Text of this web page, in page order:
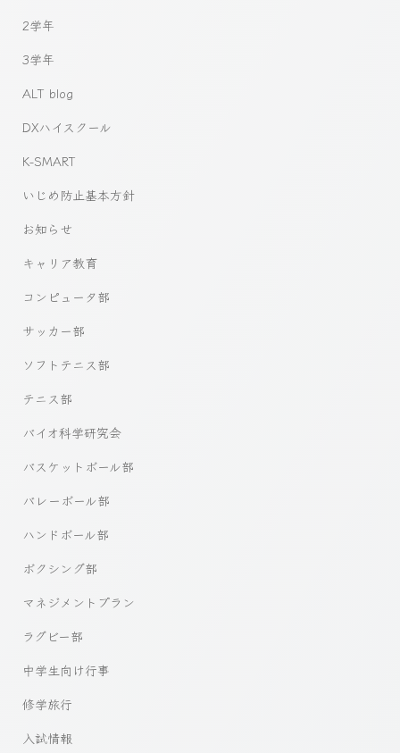
2学年
3学年
ALT blog
DXハイスクール
K-SMART
いじめ防止基本方針
お知らせ
キャリア教育
コンピュータ部
サッカー部
ソフトテニス部
テニス部
バイオ科学研究会
バスケットボール部
バレーボール部
ハンドボール部
ボクシング部
マネジメントプラン
ラグビー部
中学生向け行事
修学旅行
入試情報